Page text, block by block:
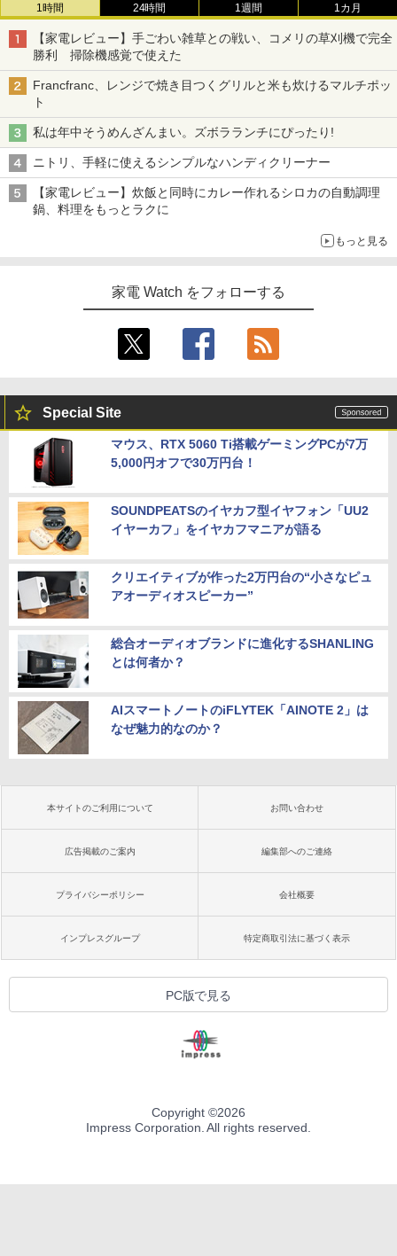
1時間 24時間 1週間 1カ月
【家電レビュー】手ごわい雑草との戦い、コメリの草刈機で完全
勝利 掃除機感覚で使えた
Francfranc、レンジで焼き目つくグリルと米も炊けるマルチポッ
ト
私は年中そうめんざんまい。ズボラランチにぴったり!
ニトリ、手軽に使えるシンプルなハンディクリーナー
【家電レビュー】炊飯と同時にカレー作れるシロカの自動調理
鍋、料理をもっとラクに
もっと見る
家電 Watch をフォローする
Special Site
マウス、RTX 5060 Ti搭載ゲーミングPCが7万
5,000円オフで30万円台！
SOUNDPEATSのイヤカフ型イヤフォン「UU2
イヤーカフ」をイヤカフマニアが語る
クリエイティブが作った2万円台の“小さなピュ
アオーディオスピーカー”
総合オーディオブランドに進化するSHANLING
とは何者か？
AIスマートノートのiFLYTEK「AINOTE 2」は
なぜ魅力的なのか？
本サイトのご利用について お問い合わせ
広告掲載のご案内 編集部へのご連絡
プライバシーポリシー 会社概要
インプレスグループ 特定商取引法に基づく表示
PC版で見る
Copyright ©2026
Impress Corporation. All rights reserved.